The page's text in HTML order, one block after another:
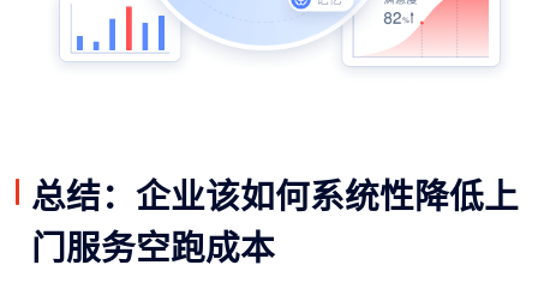
总结：企业该如何系统性降低上
门服务空跑成本